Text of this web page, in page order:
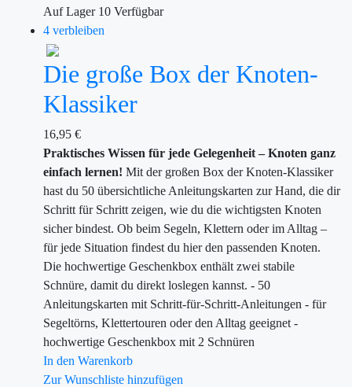
Auf Lager10 Verfügbar
4 verbleiben
Die große Box der Knoten-
Klassiker
16,95 €
Praktisches Wissen für jede Gelegenheit – Knoten ganz
einfach lernen! Mit der großen Box der Knoten-Klassiker
hast du 50 übersichtliche Anleitungskarten zur Hand, die dir
Schritt für Schritt zeigen, wie du die wichtigsten Knoten
sicher bindest. Ob beim Segeln, Klettern oder im Alltag –
für jede Situation findest du hier den passenden Knoten.
Die hochwertige Geschenkbox enthält zwei stabile
Schnüre, damit du direkt loslegen kannst. - 50
Anleitungskarten mit Schritt-für-Schritt-Anleitungen - für
Segeltörns, Klettertouren oder den Alltag geeignet -
hochwertige Geschenkbox mit 2 Schnüren
In den Warenkorb
Zur Wunschliste hinzufügen